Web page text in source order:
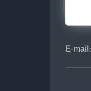
E-mail: